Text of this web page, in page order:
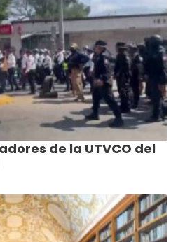
de la UTVCO del